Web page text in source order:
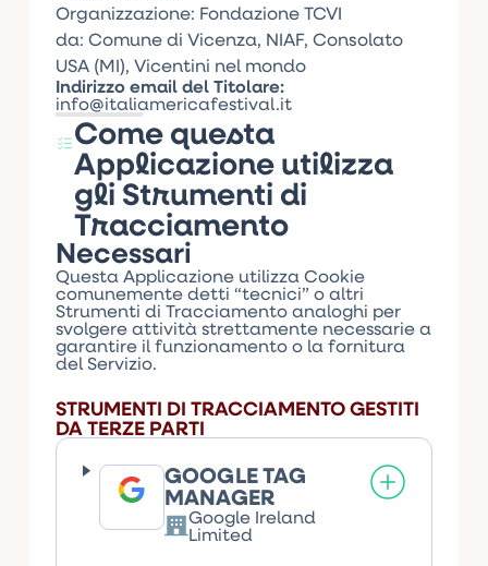
Organizzazione: Fondazione TCVI
da: Comune di Vicenza, NIAF, Consolato
USA (MI), Vicentini nel mondo
Indirizzo email del Titolare:
info@italiamericafestival.it
Come questa
Applicazione utilizza
gli Strumenti di
Tracciamento
Necessari
Questa Applicazione utilizza Cookie
comunemente detti “tecnici” o altri
Strumenti di Tracciamento analoghi per
svolgere attività strettamente necessarie a
garantire il funzionamento o la fornitura
del Servizio.
STRUMENTI DI TRACCIAMENTO GESTITI
DA TERZE PARTI
GOOGLE TAG
MANAGER
Azienda:
Google Ireland
Limited